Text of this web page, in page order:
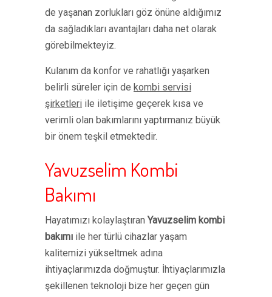
de yaşanan zorlukları göz önüne aldığımız
da sağladıkları avantajları daha net olarak
görebilmekteyiz.
Kulanım da konfor ve rahatlığı yaşarken
belirli süreler için de kombi servisi
şirketleri ile iletişime geçerek kısa ve
verimli olan bakımlarını yaptırmanız büyük
bir önem teşkil etmektedir.
Yavuzselim Kombi
Bakımı
Hayatımızı kolaylaştıranYavuzselim kombi
bakımı ile her türlü cihazlar yaşam
kalitemizi yükseltmek adına
ihtiyaçlarımızda doğmuştur. İhtiyaçlarımızla
şekillenen teknoloji bize her geçen gün